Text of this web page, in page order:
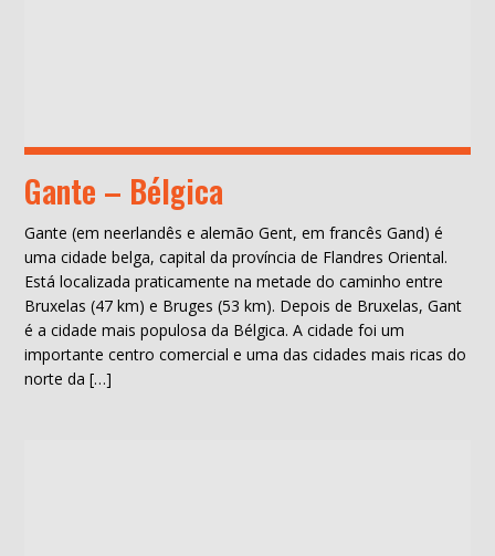
Gante – Bélgica
Gante (em neerlandês e alemão Gent, em francês Gand) é
uma cidade belga, capital da província de Flandres Oriental.
Está localizada praticamente na metade do caminho entre
Bruxelas (47 km) e Bruges (53 km). Depois de Bruxelas, Gant
é a cidade mais populosa da Bélgica. A cidade foi um
importante centro comercial e uma das cidades mais ricas do
norte da […]